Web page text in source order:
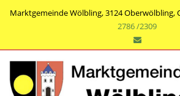
Marktgemeinde Wölbling, 3124 Oberwölbling,
2786 /2309